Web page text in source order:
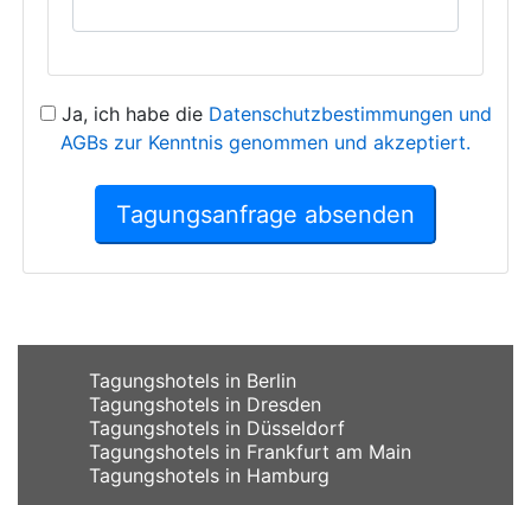
Ja, ich habe die Datenschutzbestimmungen und
AGBs zur Kenntnis genommen und akzeptiert.
Tagungsanfrage absenden
Tagungshotels in Berlin
Tagungshotels in Dresden
Tagungshotels in Düsseldorf
Tagungshotels in Frankfurt am Main
Tagungshotels in Hamburg